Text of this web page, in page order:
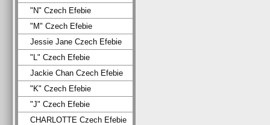
"N" Czech Efebie
"M" Czech Efebie
Jessie Jane Czech Efebie
"L" Czech Efebie
Jackie Chan Czech Efebie
"K" Czech Efebie
"J" Czech Efebie
CHARLOTTE Czech Efebie